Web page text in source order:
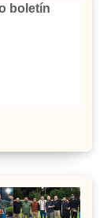
boletín